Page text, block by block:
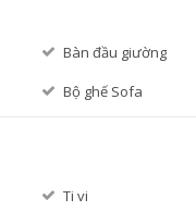
Bàn đầu giường
Bộ ghế Sofa
Ti vi